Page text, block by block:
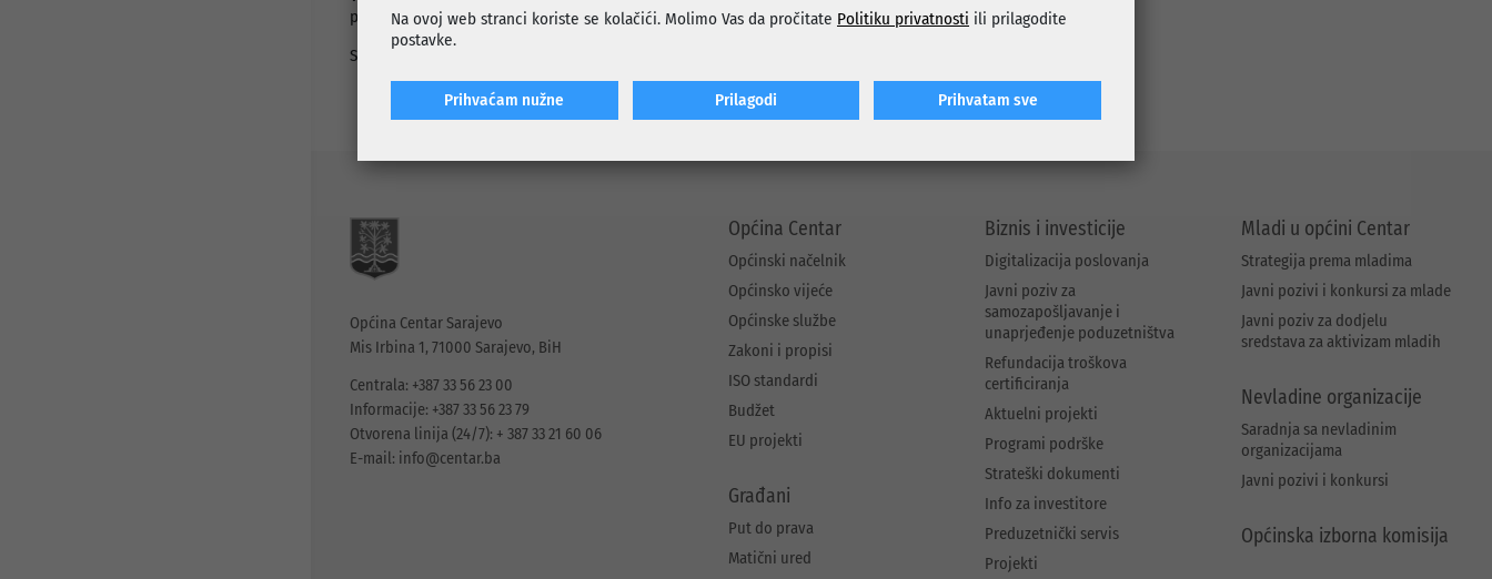
periodu kada su oči sportske javnosti usmjerene ka predstojećem Svjetskom prvenstvu.
Sretno zmajevi!
Općina Centar Sarajevo
Mis Irbina 1, 71000 Sarajevo, BiH
Centrala: +387 33 56 23 00
Informacije: +387 33 56 23 79
Otvorena linija (24/7): + 387 33 21 60 06
E-mail: info@centar.ba
Općina Centar
Općinski načelnik
Općinsko vijeće
Općinske službe
Zakoni i propisi
ISO standardi
Budžet
EU projekti
Građani
Put do prava
Matični ured
Biznis i investicije
Digitalizacija poslovanja
Javni poziv za
samozapošljavanje i
unaprjeđenje poduzetništva
Refundacija troškova
certificiranja
Aktuelni projekti
Programi podrške
Strateški dokumenti
Info za investitore
Preduzetnički servis
Projekti
Mladi u općini Centar
Strategija prema mladima
Javni pozivi i konkursi za mlade
Javni poziv za dodjelu
sredstava za aktivizam mladih
Nevladine organizacije
Saradnja sa nevladinim
organizacijama
Javni pozivi i konkursi
Općinska izborna komisija
Na ovoj web stranci koriste se kolačići. Molimo Vas da pročitate Politiku privatnosti ili prilagodite
postavke.
Prihvaćam nužne Prilagodi Prihvatam sve